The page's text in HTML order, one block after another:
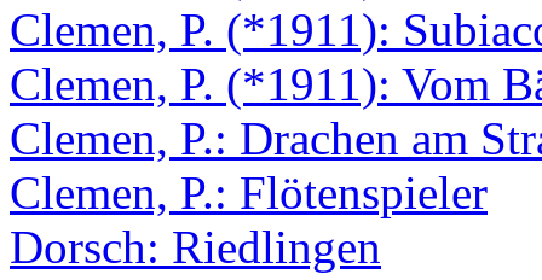
Clemen, P. (*1911):
Clemen, P. (*1911): Vom
Clemen, P.: Drachen am
Clemen, P.: Flötenspieler
Dorsch: Riedlingen